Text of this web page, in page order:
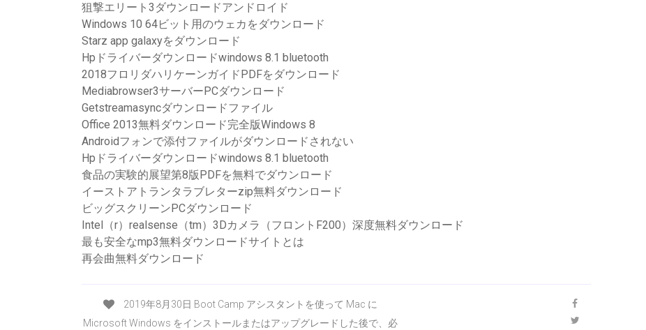
狙撃エリート3ダウンロードアンドロイド
Windows 10 64ビット用のウェカをダウンロード
Starz app galaxyをダウンロード
Hpドライバーダウンロードwindows 8.1 bluetooth
2018フロリダハリケーンガイドPDFをダウンロード
Mediabrowser3サーバーPCダウンロード
Getstreamasyncダウンロードファイル
Office 2013無料ダウンロード完全版Windows 8
Androidフォンで添付ファイルがダウンロードされない
Hpドライバーダウンロードwindows 8.1 bluetooth
食品の実験的展望第8版PDFを無料でダウンロード
イーストアトランタラブレターzip無料ダウンロード
ビッグスクリーンPCダウンロード
Intel（r）realsense（tm）3Dカメラ（フロントF200）深度無料ダウンロード
最も安全なmp3無料ダウンロードサイトとは
再会曲無料ダウンロード
2019年8月30日 Boot Camp アシスタントを使って Mac に
Microsoft Windows をインストールまたはアップグレードした後で、必